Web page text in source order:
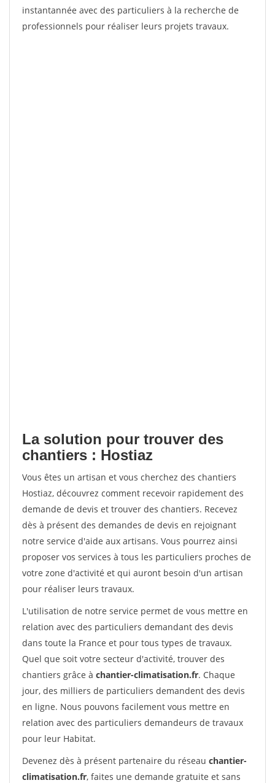
instantannée avec des particuliers à la recherche de
professionnels pour réaliser leurs projets travaux.
La solution pour trouver des
chantiers : Hostiaz
Vous êtes un artisan et vous cherchez des chantiers
Hostiaz, découvrez comment recevoir rapidement des
demande de devis et trouver des chantiers. Recevez
dès à présent des demandes de devis en rejoignant
notre service d'aide aux artisans. Vous pourrez ainsi
proposer vos services à tous les particuliers proches de
votre zone d'activité et qui auront besoin d'un artisan
pour réaliser leurs travaux.
L'utilisation de notre service permet de vous mettre en
relation avec des particuliers demandant des devis
dans toute la France et pour tous types de travaux.
Quel que soit votre secteur d'activité, trouver des
chantiers grâce à chantier-climatisation.fr. Chaque
jour, des milliers de particuliers demandent des devis
en ligne. Nous pouvons facilement vous mettre en
relation avec des particuliers demandeurs de travaux
pour leur Habitat.
Devenez dès à présent partenaire du réseau chantier-
climatisation.fr, faites une demande gratuite et sans